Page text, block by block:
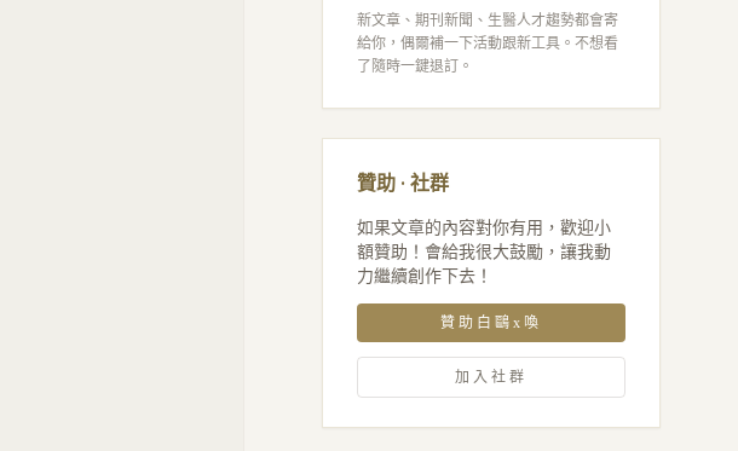
新文章、期刊新聞、生醫人才趨勢都會寄
給你，偶爾補一下活動跟新工具。不想看
了隨時一鍵退訂。
贊助 · 社群
如果文章的內容對你有用，歡迎小
額贊助！會給我很大鼓勵，讓我動
力繼續創作下去！
贊助白鷗x喚
加入社群